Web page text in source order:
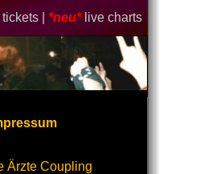
| *neu* live charts
Ärzte Coupling